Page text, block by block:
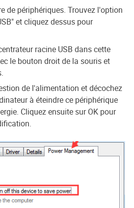
de périphériques. Trouvez l'option
et cliquez dessus pour
racine USB dans cette
le bouton droit de la souris et
de l'alimentation et décochez
à éteindre ce périphérique
Cliquez ensuite sur OK pour